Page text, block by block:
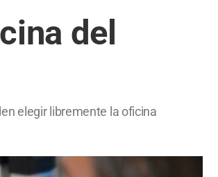
del
elegir libremente la oficina